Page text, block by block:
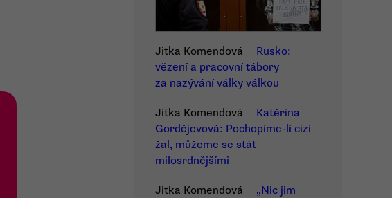
Jitka Komendová
Rusko:
vězení a pracovní tábory
za nazývání války válkou
Jitka Komendová
Katěrina
Gordějevová: Pochopíme-li cizí
žal, můžeme se stát
milosrdnějšími
Jitka Komendová
„Nic jim